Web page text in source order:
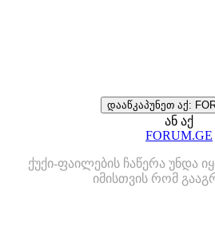
დააწკაპუნეთ აქ:
ან აქ
FORUM.GE
ქუქი-ფაილების ჩაწერა უნდა
იმისთვის რომ